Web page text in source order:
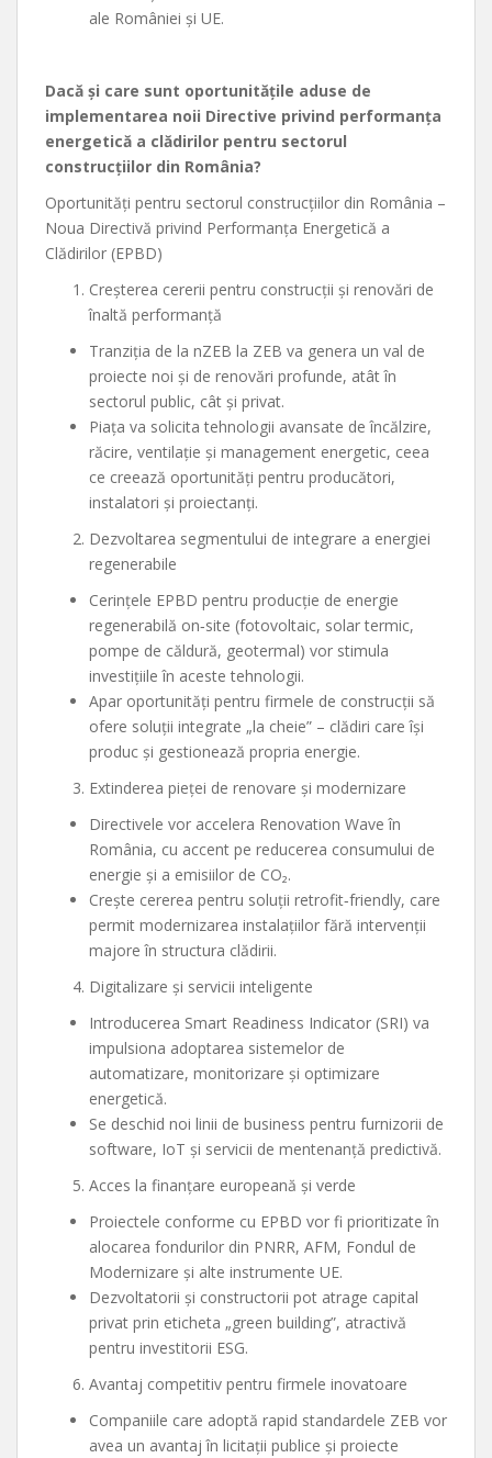
ale României și UE.
Dacă și care sunt oportunitățile aduse de
implementarea noii Directive privind performanța
energetică a clădirilor pentru sectorul
construcțiilor din România?
Oportunități pentru sectorul construcțiilor din România –
Noua Directivă privind Performanța Energetică a
Clădirilor (EPBD)
Creșterea cererii pentru construcții și renovări de
înaltă performanță
Tranziția de la nZEB la ZEB va genera un val de
proiecte noi și de renovări profunde, atât în
sectorul public, cât și privat.
Piața va solicita tehnologii avansate de încălzire,
răcire, ventilație și management energetic, ceea
ce creează oportunități pentru producători,
instalatori și proiectanți.
Dezvoltarea segmentului de integrare a energiei
regenerabile
Cerințele EPBD pentru producție de energie
regenerabilă on‑site (fotovoltaic, solar termic,
pompe de căldură, geotermal) vor stimula
investițiile în aceste tehnologii.
Apar oportunități pentru firmele de construcții să
ofere soluții integrate „la cheie” – clădiri care își
produc și gestionează propria energie.
Extinderea pieței de renovare și modernizare
Directivele vor accelera Renovation Wave în
România, cu accent pe reducerea consumului de
energie și a emisiilor de CO₂.
Crește cererea pentru soluții retrofit‑friendly, care
permit modernizarea instalațiilor fără intervenții
majore în structura clădirii.
Digitalizare și servicii inteligente
Introducerea Smart Readiness Indicator (SRI) va
impulsiona adoptarea sistemelor de
automatizare, monitorizare și optimizare
energetică.
Se deschid noi linii de business pentru furnizorii de
software, IoT și servicii de mentenanță predictivă.
Acces la finanțare europeană și verde
Proiectele conforme cu EPBD vor fi prioritizate în
alocarea fondurilor din PNRR, AFM, Fondul de
Modernizare și alte instrumente UE.
Dezvoltatorii și constructorii pot atrage capital
privat prin eticheta „green building”, atractivă
pentru investitorii ESG.
Avantaj competitiv pentru firmele inovatoare
Companiile care adoptă rapid standardele ZEB vor
avea un avantaj în licitații publice și proiecte